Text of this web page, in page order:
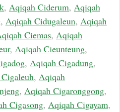
, Aqiqah Ciderum, Aqiqah
, Aqiqah Cidugaleun, Aqiqah
Ciemas, Aqiqah
, Aqiqah Cieunteung,
, Aqiqah Cigadung,
, Aqiqah
, Aqiqah Cigaronggong,
Cigasong, Aqiqah Cigayam,